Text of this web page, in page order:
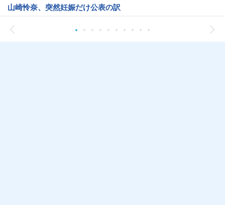
山崎怜奈、突然妊娠だけ公表の訳